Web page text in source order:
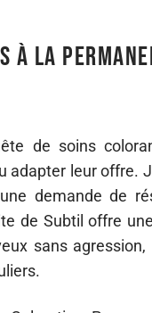
à la
de soins
adapter leur offre.
demande de
de Subtil offre
sans